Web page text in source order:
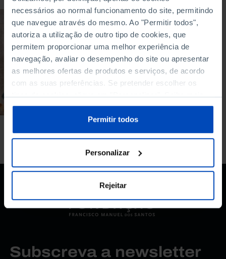
necessários ao normal funcionamento do site, permitindo
que navegue através do mesmo. Ao "Permitir todos",
autoriza a utilização de outro tipo de cookies, que
permitem proporcionar uma melhor experiência de
navegação, avaliar o desempenho do site ou apresentar
as melhores ofertas de produtos e serviços, de acordo
com as suas preferências. Se pretender escolher os
tipos de cookies, clique em "Personalizar". Saiba mais
sobre cookies através da gestão de preferências ou da
Política de Cookies.
Permitir todos
Personalizar
Rejeitar
ARTIGO
Refugiados: Um
debate obrigatório
sobre o futuro da
religião na Europa
6 MIN
Subscreva a newsletter